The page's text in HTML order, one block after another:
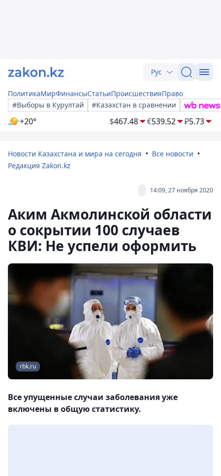
Рус
ПолитикаМирФинансыСтатьиПроисшествияПраво
#Выборы в Курултай
#Казахстан в сравнении
+20° $467.48 €539.52 ₽5.73
Новости Казахстана и мира на сегодня
Все новости
Редакция Zakon.kz
14:09, 27 ноября 2020
Аким Акмолинской области
о сокрытии 100 случаев
КВИ: Не успели оформить
rbk.ru
Все упущенные случаи заболевания уже
включены в общую статистику.